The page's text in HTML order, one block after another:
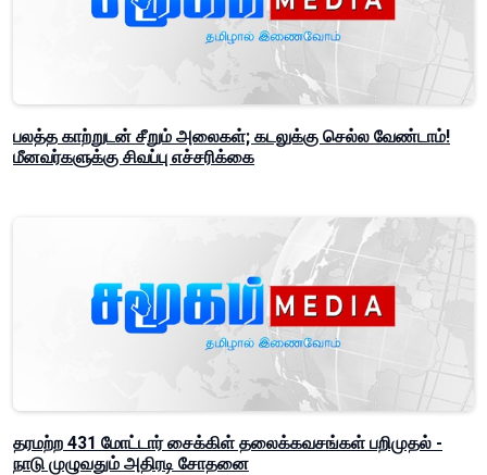
பலத்த காற்றுடன் சீறும் அலைகள்; கடலுக்கு செல்ல வேண்டாம்!
மீனவர்களுக்கு சிவப்பு எச்சரிக்கை
தரமற்ற 431 மோட்டார் சைக்கிள் தலைக்கவசங்கள் பறிமுதல் -
நாடு முழுவதும் அதிரடி சோதனை